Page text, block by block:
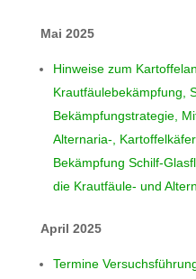
Mai 2025
Hinweise zum
Krautfäulebekämpfung,
Bekämpfungstrategie,
Alternaria-,
Bekämpfung Schilf-
die Krautfäule- und
April 2025
Termine